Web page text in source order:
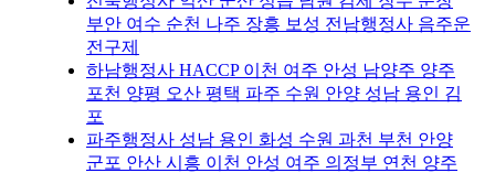
부안 여수 순천 나주 장흥 보성 전남행정사 음주운
전구제
하남행정사 HACCP 이천 여주 안성 남양주 양주
포천 양평 오산 평택 파주 수원 안양 성남 용인 김
포
파주행정사 성남 용인 화성 수원 과천 부천 안양
군포 안산 시흥 이천 안성 여주 의정부 연천 양주